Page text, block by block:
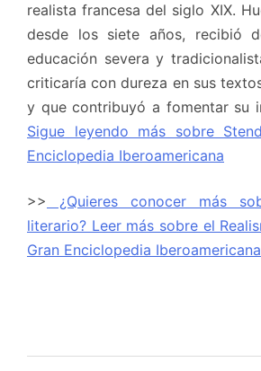
realista francesa del siglo XIX.
desde los siete años, recibió
educación severa y
criticaría con dureza en sus
y que contribuyó a fomentar su
Sigue leyendo más sobre
Enciclopedia Iberoamericana
>> ¿Quieres conocer más
literario? Leer más sobre el
Gran Enciclopedia Iberoamericana